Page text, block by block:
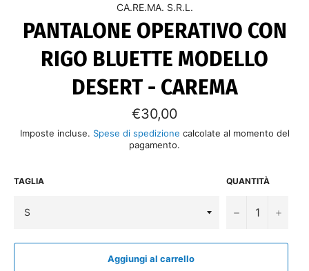
CA.RE.MA. S.R.L.
PANTALONE OPERATIVO CON
RIGO BLUETTE MODELLO
DESERT - CAREMA
Prezzo
di
listino
€30,00
Imposte incluse. Spese di spedizione calcolate al momento del
pagamento.
TAGLIA QUANTITÀ
− +
Aggiungi al carrello